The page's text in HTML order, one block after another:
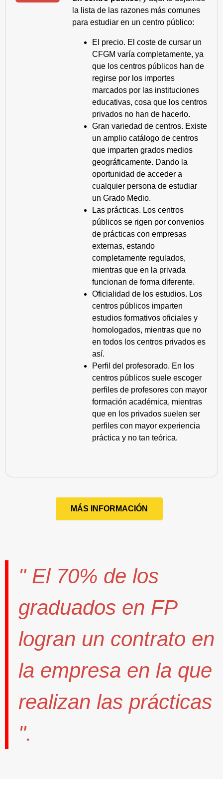
la lista de las razones más comunes
para estudiar en un centro público:
El precio. El coste de cursar un
CFGM varía completamente, ya
que los centros públicos han de
regirse por los importes
marcados por las instituciones
educativas, cosa que los centros
privados no han de hacerlo.
Gran variedad de centros. Existe
un amplio catálogo de centros
que imparten grados medios
geográficamente. Dando la
oportunidad de acceder a
cualquier persona de estudiar
un Grado Medio.
Las prácticas. Los centros
públicos se rigen por convenios
de prácticas con empresas
externas, estando
completamente regulados,
mientras que en la privada
funcionan de forma diferente.
Oficialidad de los estudios. Los
centros públicos imparten
estudios formativos oficiales y
homologados, mientras que no
en todos los centros privados es
así.
Perfil del profesorado. En los
centros públicos suele escoger
perfiles de profesores con mayor
formación académica, mientras
que en los privados suelen ser
perfiles con mayor experiencia
práctica y no tan teórica.
MÁS INFORMACIÓN
" El 70% de los
graduados en FP
logran un contrato en
la empresa en la que
realizan las prácticas
".